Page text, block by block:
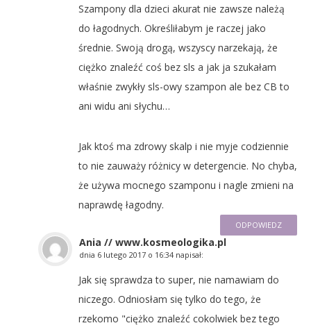
Szampony dla dzieci akurat nie zawsze należą
do łagodnych. Określiłabym je raczej jako
średnie. Swoją drogą, wszyscy narzekają, że
ciężko znaleźć coś bez sls a jak ja szukałam
właśnie zwykły sls-owy szampon ale bez CB to
ani widu ani słychu…
Jak ktoś ma zdrowy skalp i nie myje codziennie
to nie zauważy różnicy w detergencie. No chyba,
że używa mocnego szamponu i nagle zmieni na
naprawdę łagodny.
ODPOWIEDZ
Ania // www.kosmeologika.pl
dnia 6 lutego 2017 o 16:34 napisał:
Jak się sprawdza to super, nie namawiam do
niczego. Odniosłam się tylko do tego, że
rzekomo "ciężko znaleźć cokolwiek bez tego